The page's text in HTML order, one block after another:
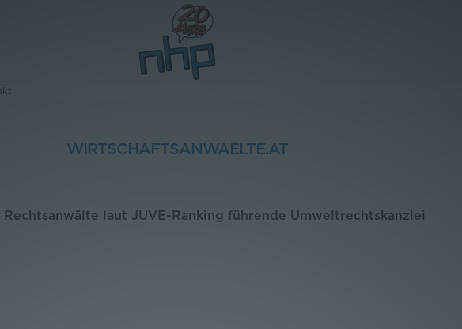
WIRTSCHAFTSANWAELTE.AT
laut JUVE-Ranking führende Umweltrechtskanzlei